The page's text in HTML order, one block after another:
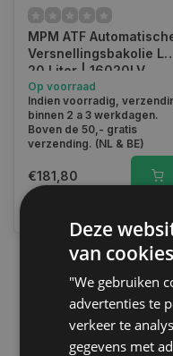
MPM ATF
Versnellingsbakolie LV
20 Liter | 16020LV
Op voorraad
Indien voorradig,
binnen 2 a 3 werkdagen.
Boven de 50,- gratis
verzending. (NL & BE)
€181,80
Deze
van
"We gebruiken
advertenties te
verkeer te
gegevens met